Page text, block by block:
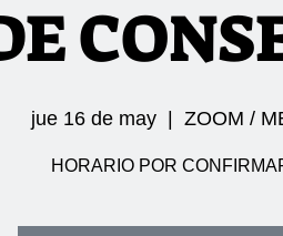
jue 16 de may
  |
ZOOM /
HORARIO POR